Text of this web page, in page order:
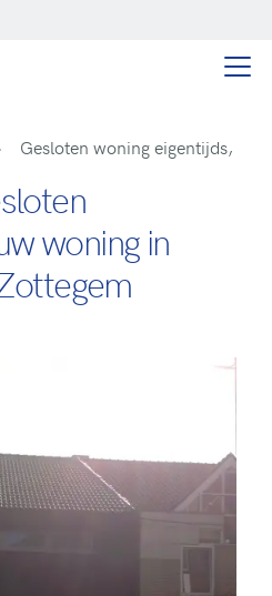
Gesloten woning eigentijds,
woning in